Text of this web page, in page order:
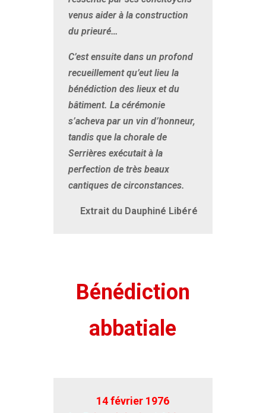
venus aider à la construction
du prieuré…
C’est ensuite dans un profond
recueillement qu’eut lieu la
bénédiction des lieux et du
bâtiment. La cérémonie
s’acheva par un vin d’honneur,
tandis que la chorale de
Serrières exécutait à la
perfection de très beaux
cantiques de circonstances.
Extrait du Dauphiné Libéré
Bénédiction
abbatiale
14 février 1976